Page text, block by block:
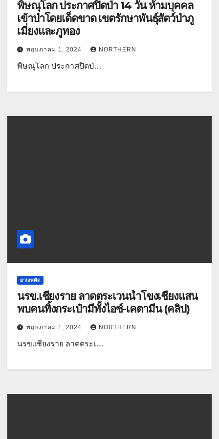
พิษณุโลก ประกาศปิดป่า 14 วัน ห้ามบุคคล
เข้าป่าโดยเด็ดขาด เขตรักษาพันธุ์สัตว์ป่าภู
เมี่ยงและภูทอง
พฤษภาคม 1, 2024 NORTHERN
พิษณุโลก ประกาศปิดป่…
ยาเสพติด
นรข.เชียงราย ลาดตระเวนน้ำโขงเชียงแสน
พบคนทิ้งกระเป๋ามีทั้งไอซ์-เคตามีน (คลิป)
พฤษภาคม 1, 2024 NORTHERN
นรข.เชียงราย ลาดตระเ…